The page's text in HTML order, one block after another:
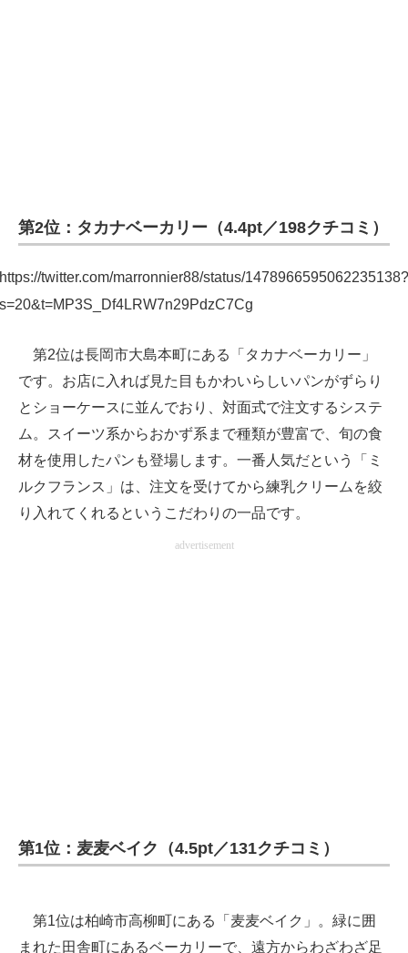
電子設計の基本と応用
エネルギーの専門メディア
建設×テクノロジーの最前線
ちょっと気になるネットの話題
第2位：タカナベーカリー（4.4pt／198クチコミ）
https://twitter.com/marronnier88/status/1478966595062235138?
s=20&t=MP3S_Df4LRW7n29PdzC7Cg
第2位は長岡市大島本町にある「タカナベーカリー」
です。お店に入れば見た目もかわいらしいパンがずらり
とショーケースに並んでおり、対面式で注文するシステ
ム。スイーツ系からおかず系まで種類が豊富で、旬の食
材を使用したパンも登場します。一番人気だという「ミ
ルクフランス」は、注文を受けてから練乳クリームを絞
り入れてくれるというこだわりの一品です。
advertisement
第1位：麦麦ベイク（4.5pt／131クチコミ）
第1位は柏崎市高柳町にある「麦麦ベイク」。緑に囲
まれた田舎町にあるベーカリーで、遠方からわざわざ足